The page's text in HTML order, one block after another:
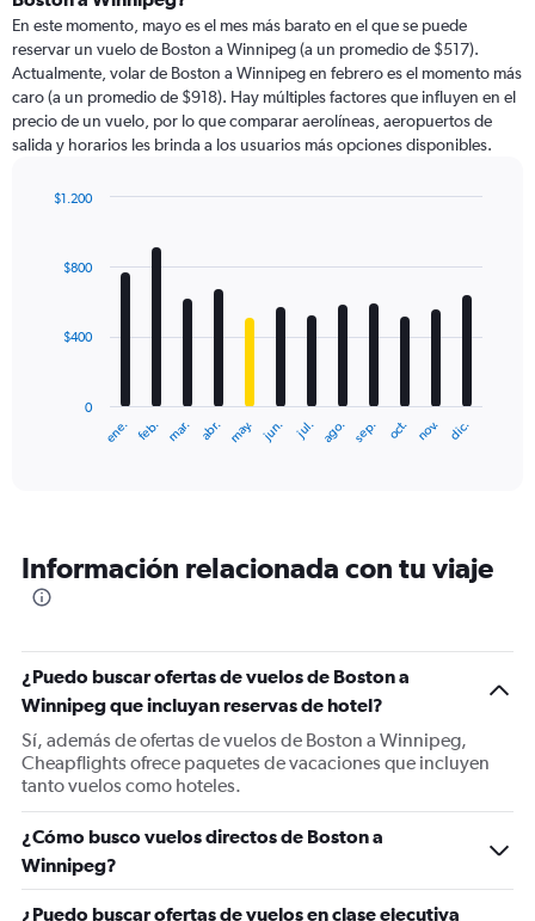
En este momento, mayo es el mes más barato en el que se puede
reservar un vuelo de Boston a Winnipeg (a un promedio de $517).
Actualmente, volar de Boston a Winnipeg en febrero es el momento más
caro (a un promedio de $918). Hay múltiples factores que influyen en el
precio de un vuelo, por lo que comparar aerolíneas, aeropuertos de
salida y horarios les brinda a los usuarios más opciones disponibles.
with
The
categories.
The
Y
axis
displaying
values.
Range:
0
1200.
ene. feb. mar. abr. may. jun. jul. ago. sep. oct. nov. dic.
0
$400
$800
$1.200
Información relacionada con tu viaje
¿Puedo buscar ofertas de vuelos de Boston a
Winnipeg que incluyan reservas de hotel?
Sí, además de ofertas de vuelos de Boston a Winnipeg,
Cheapflights ofrece paquetes de vacaciones que incluyen
tanto vuelos como hoteles.
¿Cómo busco vuelos directos de Boston a
Winnipeg?
¿Puedo buscar ofertas de vuelos en clase ejecutiva